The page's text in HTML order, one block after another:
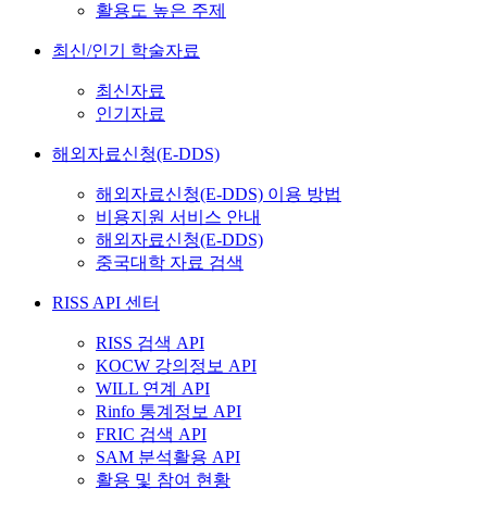
활용도 높은 주제
최신/인기 학술자료
최신자료
인기자료
해외자료신청(E-DDS)
해외자료신청(E-DDS) 이용 방법
비용지원 서비스 안내
해외자료신청(E-DDS)
중국대학 자료 검색
RISS API 센터
RISS 검색 API
KOCW 강의정보 API
WILL 연계 API
Rinfo 통계정보 API
FRIC 검색 API
SAM 분석활용 API
활용 및 참여 현황